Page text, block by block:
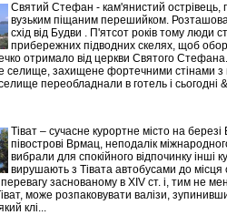
Святий Стефан - кам'янистий острівець,
вузьким піщаним перешийком.
схід від Будви . П'ятсот років тому люди
прибережних підводних скелях, щоб
отримало від церкви Святого
селище, захищене фортечними стінами
переобладнали в готель і сьогодні
Тіват – сучасне курортне місто на
півострові Врмац, неподалік
вибрали для спокійного відпочинку інші
вирушають з Тівата автобусами до місця
перевагу заснованому в XIV ст. і, тим не
може розпаковувати валізи,
клі...